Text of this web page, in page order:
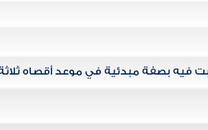
فيه بصفة مبدئية في موعد أقصاه